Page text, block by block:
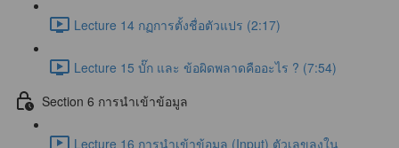
Lecture 14 กฏการตั้งชื่อตัวแปร (2:17)
Lecture 15 บั๊ก และ ข้อผิดพลาดคืออะไร ? (7:54)
Section 6 การนำเข้าข้อมูล
Lecture 16 การนำเข้าข้อมูล (Input) ตัวเลขลงใน